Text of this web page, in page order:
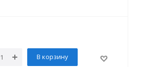
В корзину